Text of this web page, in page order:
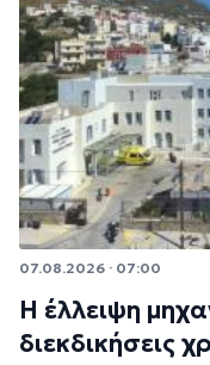
07.08.2026 · 07:00
Η έλλειψη
διεκδικήσεις